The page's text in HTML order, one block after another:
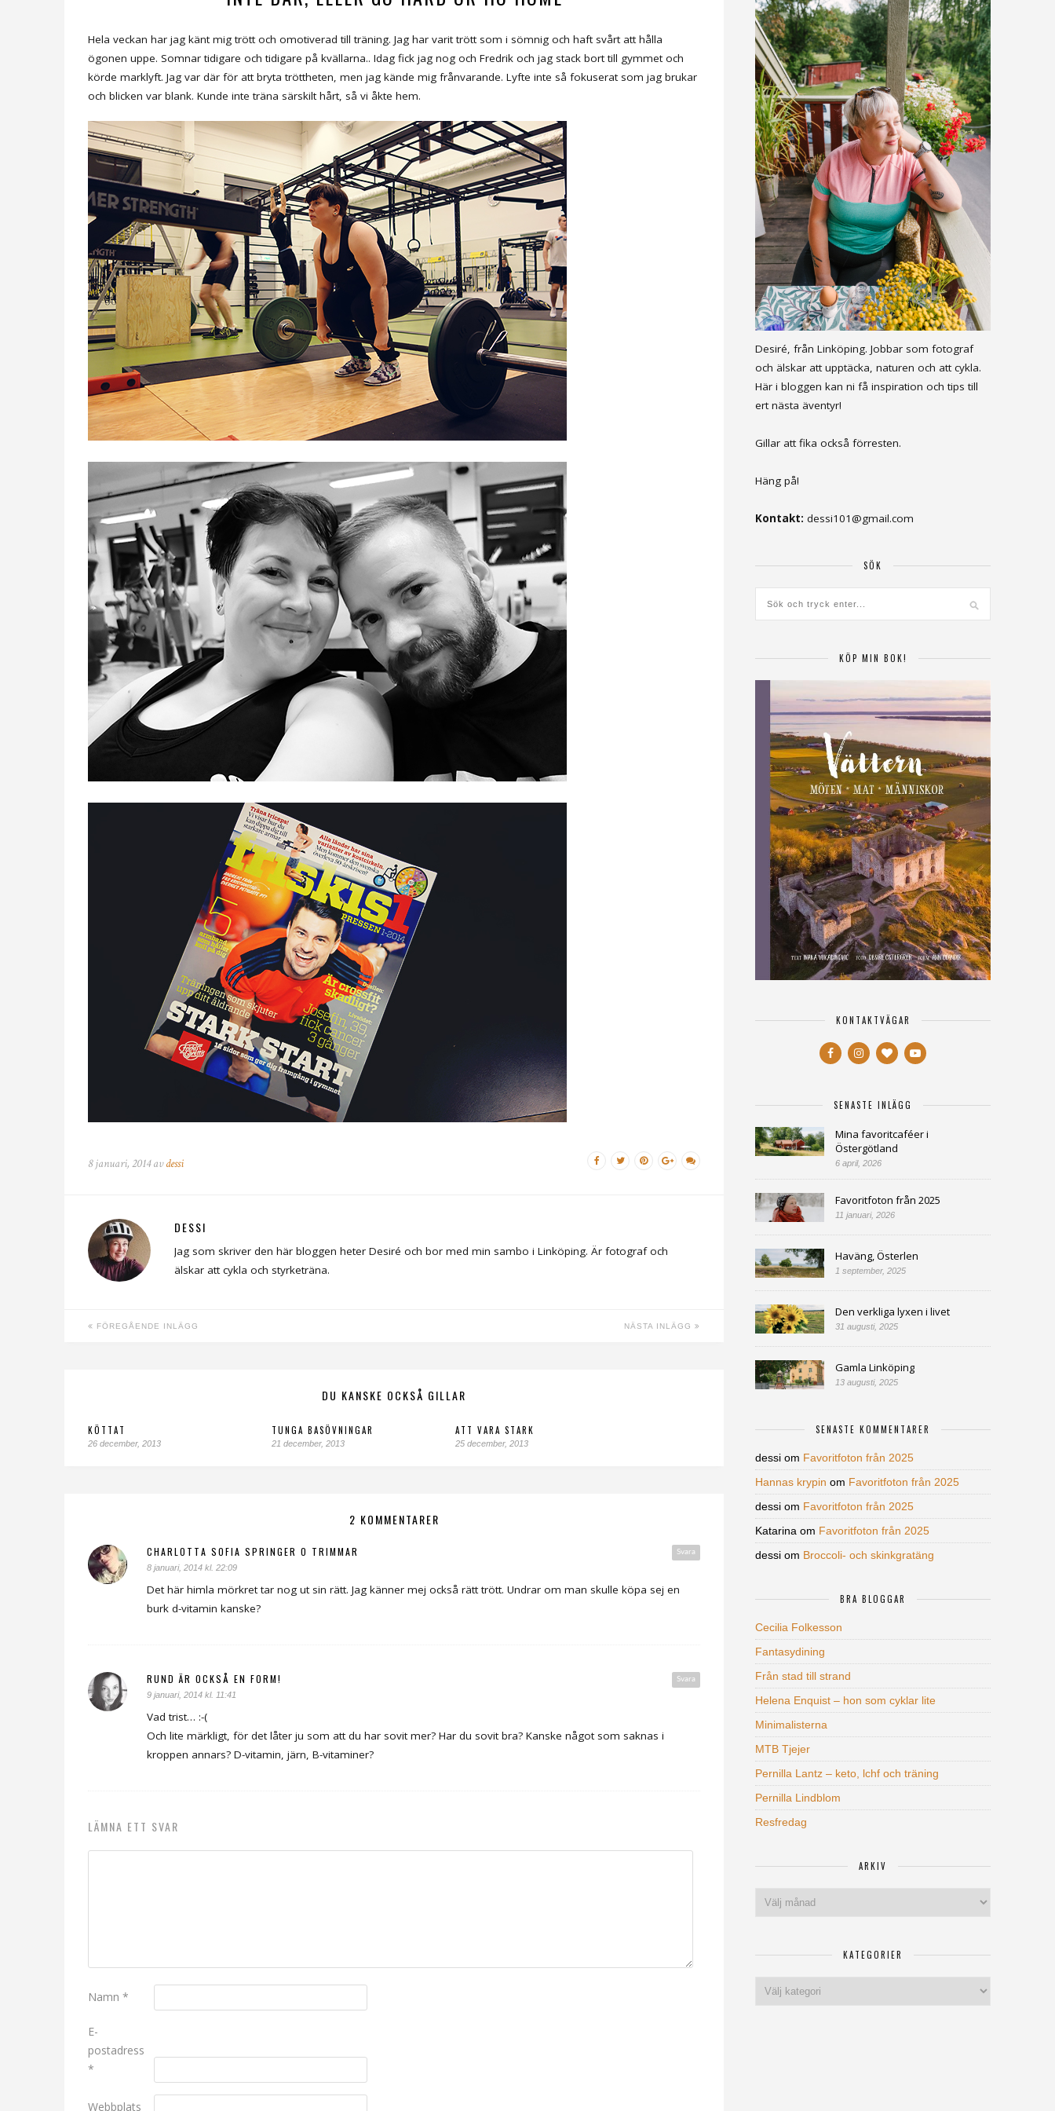
Hela veckan har jag känt mig trött och omotiverad till träning. Jag har varit trött som i sömnig och haft svårt att hålla
ögonen uppe. Somnar tidigare och tidigare på kvällarna.. Idag fick jag nog och Fredrik och jag stack bort till gymmet och
körde marklyft. Jag var där för att bryta tröttheten, men jag kände mig frånvarande. Lyfte inte så fokuserat som jag brukar
och blicken var blank. Kunde inte träna särskilt hårt, så vi åkte hem.
8 januari, 2014 avdessi
DESSI
Jag som skriver den här bloggen heter Desiré och bor med min sambo i Linköping. Är fotograf och
älskar att cykla och styrketräna.
FÖREGÅENDE INLÄGG NÄSTA INLÄGG
DU KANSKE OCKSÅ GILLAR
KÖTTAT
26 december, 2013
TUNGA BASÖVNINGAR
21 december, 2013
ATT VARA STARK
25 december, 2013
2 KOMMENTARER
Svara
CHARLOTTA SOFIA SPRINGER O TRIMMAR
8 januari, 2014 kl. 22:09
Det här himla mörkret tar nog ut sin rätt. Jag känner mej också rätt trött. Undrar om man skulle köpa sej en
burk d-vitamin kanske?
Svara
RUND ÄR OCKSÅ EN FORM!
9 januari, 2014 kl. 11:41
Vad trist… :-(
Och lite märkligt, för det låter ju som att du har sovit mer? Har du sovit bra? Kanske något som saknas i
kroppen annars? D-vitamin, järn, B-vitaminer?
LÄMNA ETT SVAR
Namn *
E-
postadress
*
Webbplats
Desiré, från Linköping. Jobbar som fotograf
och älskar att upptäcka, naturen och att cykla.
Här i bloggen kan ni få inspiration och tips till
ert nästa äventyr!
Gillar att fika också förresten.
Häng på!
Kontakt: dessi101@gmail.com
SÖK
KÖP MIN BOK!
KONTAKTVÄGAR
SENASTE INLÄGG
Mina favoritcaféer i
Östergötland
6 april, 2026
Favoritfoton från 2025
11 januari, 2026
Haväng, Österlen
1 september, 2025
Den verkliga lyxen i livet
31 augusti, 2025
Gamla Linköping
13 augusti, 2025
SENASTE KOMMENTARER
dessi om Favoritfoton från 2025
Hannas krypin om Favoritfoton från 2025
dessi om Favoritfoton från 2025
Katarina om Favoritfoton från 2025
dessi om Broccoli- och skinkgratäng
BRA BLOGGAR
Cecilia Folkesson
Fantasydining
Från stad till strand
Helena Enquist – hon som cyklar lite
Minimalisterna
MTB Tjejer
Pernilla Lantz – keto, lchf och träning
Pernilla Lindblom
Resfredag
ARKIV
KATEGORIER